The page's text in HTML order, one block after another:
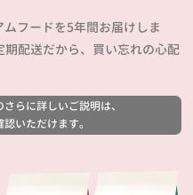
フードを5年間お届けしま
配送だから、買い忘れの心配
らに詳しいご説明は、
認いただけます。